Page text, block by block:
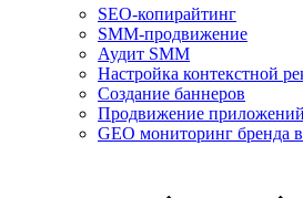
SEO-копирайтинг
SMM-продвижение
Аудит SMM
Настройка контекстной
Создание баннеров
Продвижение
GEO мониторинг бренда